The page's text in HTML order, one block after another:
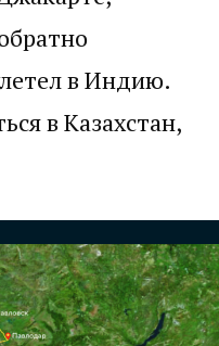
в Индию.
в Казахстан,